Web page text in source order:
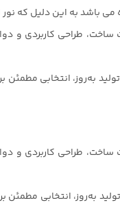
باشد به این دلیل که نور
ساخت، طراحی کاربردی و
به‌روز، انتخابی
ساخت، طراحی کاربردی و
به‌روز، انتخابی